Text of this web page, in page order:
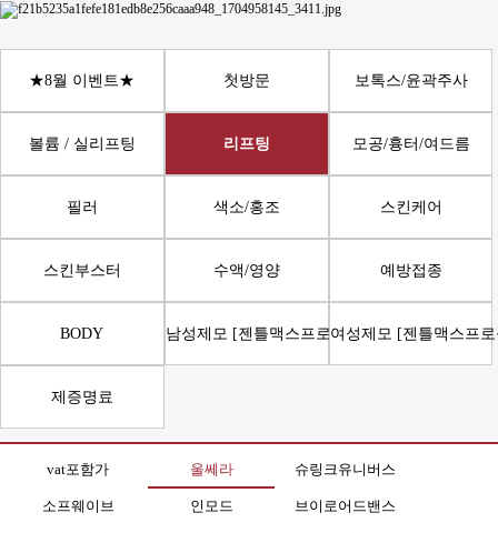
★8월 이벤트★ 첫방문 보톡스/윤곽주사
볼륨 / 실리프팅 리프팅 모공/흉터/여드름
필러 색소/홍조 스킨케어
스킨부스터 수액/영양 예방접종
BODY 남성제모 [젠틀맥스프로플러스]여성제모 [젠틀맥스프
제증명료
vat포함가 울쎄라 슈링크유니버스
소프웨이브 인모드 브이로어드밴스